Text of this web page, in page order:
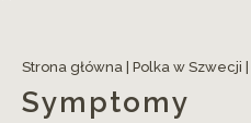
Strona główna Polka w Szwecji
Symptomy